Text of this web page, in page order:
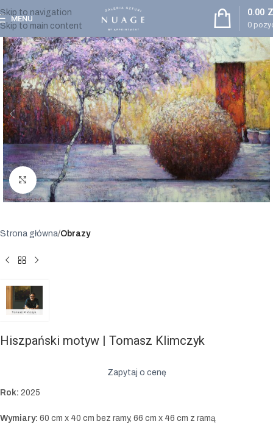
Skip to navigation
Skip to main content
MENU
0
0.00
Powiększ
Strona główna Obrazy
Hiszpański motyw | Tomasz Klimczyk
Zapytaj o cenę
Rok: 2025
Wymiary: 60 cm x 40 cm bez ramy, 66 cm x 46 cm z ramą